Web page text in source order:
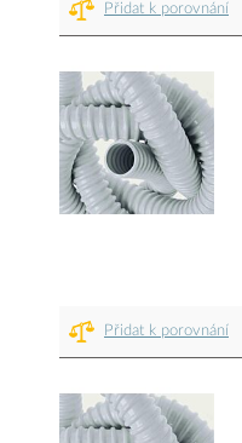
Přidat k porovnání
Přidat k porovnání